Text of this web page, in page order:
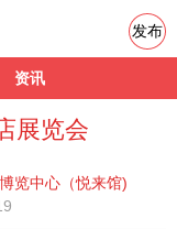
资讯
发布
展览会
览中心（悦来馆)